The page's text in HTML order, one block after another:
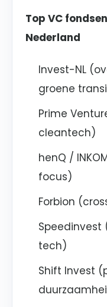
Top VC
Nederland
Invest-NL
groene
Prime
cleantech)
henQ /
focus)
Forbion
Speedinvest
tech)
Shift Invest